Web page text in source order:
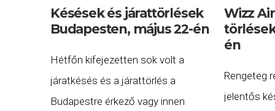
Késések és járattörlések
Budapesten, május 22-én
Hétfőn kifejezetten sok volt a
járatkésés és a járattörlés a
Budapestre érkező vagy innen
Wizz
én
Rengeteg
jelentős